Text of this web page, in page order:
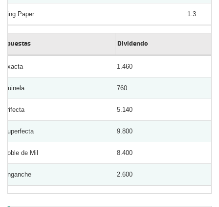
King Paper 1.3
Apuestas Dividendo
Exacta 1.460
Quinela 760
Trifecta 5.140
Superfecta 9.800
Doble de Mil 8.400
Enganche 2.600